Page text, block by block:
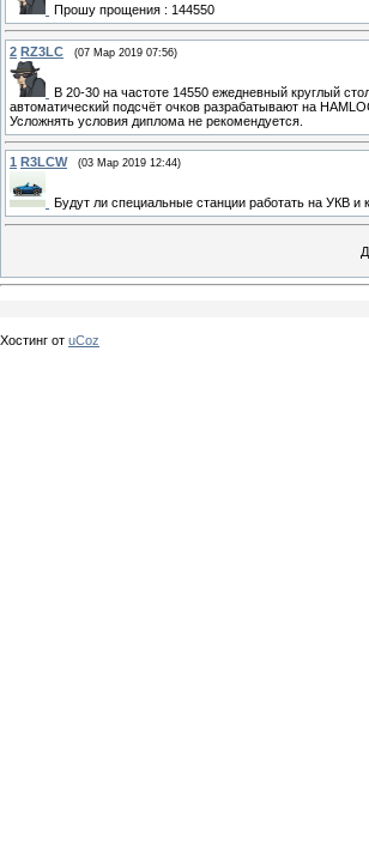
Прошу прощения : 144550
2 RZ3LC (07 Мар 2019 07:56)
В 20-30 на частоте 14550 ежедневный круглый
автоматический подсчёт очков разрабатывают на
Усложнять условия диплома не рекомендуется.
1 R3LCW (03 Мар 2019 12:44)
Будут ли специальные станции работать на УКВ
Хостинг от uCoz